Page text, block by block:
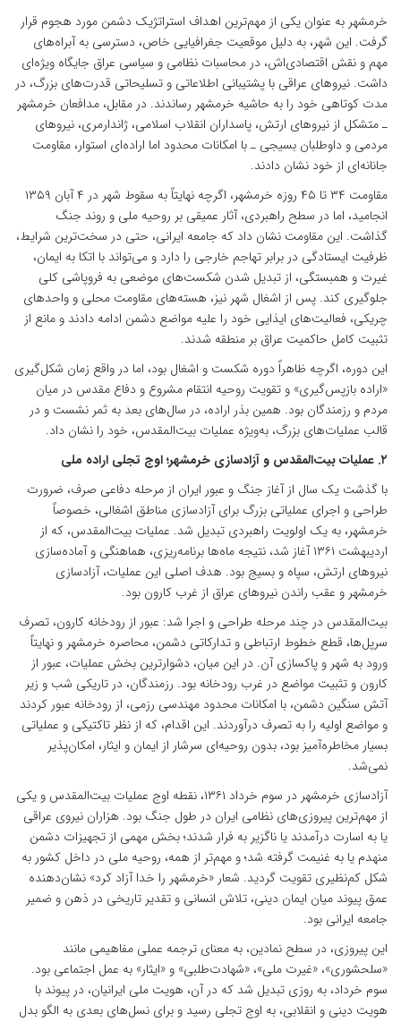
خرمشهر به عنوان یکی از مهم‌ترین اهداف استراتژیک دشمن مورد هجوم قرار
گرفت. این شهر، به دلیل موقعیت جغرافیایی خاص، دسترسی به آبراه‌های
مهم و نقش اقتصادی‌اش، در محاسبات نظامی و سیاسی عراق جایگاه ویژه‌ای
داشت. نیروهای عراقی با پشتیبانی اطلاعاتی و تسلیحاتی قدرت‌های بزرگ، در
مدت کوتاهی خود را به حاشیه خرمشهر رساندند. در مقابل، مدافعان خرمشهر
ـ متشکل از نیروهای ارتش، پاسداران انقلاب اسلامی، ژاندارمری، نیروهای
مردمی و داوطلبان بسیجی ـ با امکانات محدود اما اراده‌ای استوار، مقاومت
جانانه‌ای از خود نشان دادند.
مقاومت ۳۴ تا ۴۵ روزه خرمشهر، اگرچه نهایتاً به سقوط شهر در ۴ آبان ۱۳۵۹
انجامید، اما در سطح راهبردی، آثار عمیقی بر روحیه ملی و روند جنگ
گذاشت. این مقاومت نشان داد که جامعه ایرانی، حتی در سخت‌ترین شرایط،
ظرفیت ایستادگی در برابر تهاجم خارجی را دارد و می‌تواند با اتکا به ایمان،
غیرت و همبستگی، از تبدیل شدن شکست‌های موضعی به فروپاشی کلی
جلوگیری کند. پس از اشغال شهر نیز، هسته‌های مقاومت محلی و واحدهای
چریکی، فعالیت‌های ایذایی خود را علیه مواضع دشمن ادامه دادند و مانع از
تثبیت کامل حاکمیت عراق بر منطقه شدند.
این دوره، اگرچه ظاهراً دوره شکست و اشغال بود، اما در واقع زمان شکل‌گیری
«اراده بازپس‌گیری» و تقویت روحیه انتقام مشروع و دفاع مقدس در میان
مردم و رزمندگان بود. همین بذر اراده، در سال‌های بعد به ثمر نشست و در
قالب عملیات‌های بزرگ، به‌ویژه عملیات بیت‌المقدس، خود را نشان داد.
۲. عملیات بیت‌المقدس و آزادسازی خرمشهر؛ اوج تجلی اراده ملی
با گذشت یک سال از آغاز جنگ و عبور ایران از مرحله دفاعی صرف، ضرورت
طراحی و اجرای عملیاتی بزرگ برای آزادسازی مناطق اشغالی، خصوصاً
خرمشهر، به یک اولویت راهبردی تبدیل شد. عملیات بیت‌المقدس، که از
اردیبهشت ۱۳۶۱ آغاز شد، نتیجه ماه‌ها برنامه‌ریزی، هماهنگی و آماده‌سازی
نیروهای ارتش، سپاه و بسیج بود. هدف اصلی این عملیات، آزادسازی
خرمشهر و عقب راندن نیروهای عراق از غرب کارون بود.
بیت‌المقدس در چند مرحله طراحی و اجرا شد: عبور از رودخانه کارون، تصرف
سرپل‌ها، قطع خطوط ارتباطی و تدارکاتی دشمن، محاصره خرمشهر و نهایتاً
ورود به شهر و پاکسازی آن. در این میان، دشوارترین بخش عملیات، عبور از
کارون و تثبیت مواضع در غرب رودخانه بود. رزمندگان، در تاریکی شب و زیر
آتش سنگین دشمن، با امکانات محدود مهندسی رزمی، از رودخانه عبور کردند
و مواضع اولیه را به تصرف درآوردند. این اقدام، که از نظر تاکتیکی و عملیاتی
بسیار مخاطره‌آمیز بود، بدون روحیه‌ای سرشار از ایمان و ایثار، امکان‌پذیر
نمی‌شد.
آزادسازی خرمشهر در سوم خرداد ۱۳۶۱، نقطه اوج عملیات بیت‌المقدس و یکی
از مهم‌ترین پیروزی‌های نظامی ایران در طول جنگ بود. هزاران نیروی عراقی
یا به اسارت درآمدند یا ناگزیر به فرار شدند؛ بخش مهمی از تجهیزات دشمن
منهدم یا به غنیمت گرفته شد؛ و مهم‌تر از همه، روحیه ملی در داخل کشور به
شکل کم‌نظیری تقویت گردید. شعار «خرمشهر را خدا آزاد کرد» نشان‌دهنده
عمق پیوند میان ایمان دینی، تلاش انسانی و تقدیر تاریخی در ذهن و ضمیر
جامعه ایرانی بود.
این پیروزی، در سطح نمادین، به معنای ترجمه عملی مفاهیمی مانند
«سلحشوری»، «غیرت ملی»، «شهادت‌طلبی» و «ایثار» به عمل اجتماعی بود.
سوم خرداد، به روزی تبدیل شد که در آن، هویت ملی ایرانیان، در پیوند با
هویت دینی و انقلابی، به اوج تجلی رسید و برای نسل‌های بعدی به الگو بدل